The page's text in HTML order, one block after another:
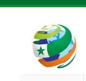
Direkt zum Inhalt